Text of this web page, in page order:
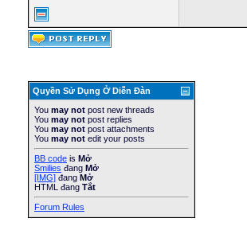
Quyền Sử Dụng Ở Diễn Ðàn
You may not post new threads
You may not post replies
You may not post attachments
You may not edit your posts
BB code is Mở
Smilies đang Mở
[IMG] đang Mở
HTML đang Tắt
Forum Rules